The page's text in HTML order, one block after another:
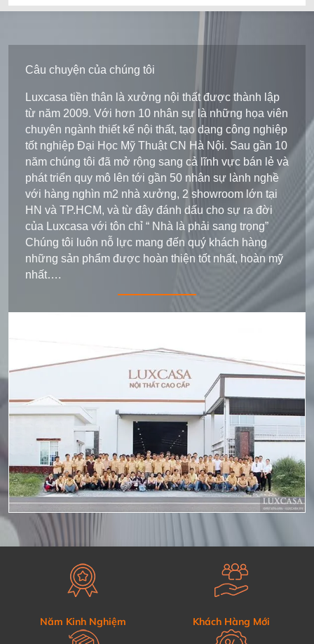
Câu chuyện của chúng tôi
Luxcasa tiền thân là xưởng nội thất được thành lập
từ năm 2009. Với hơn 10 nhân sự là những họa viên
chuyên ngành thiết kế nội thất, tạo dạng công nghiệp
tốt nghiệp Đại Học Mỹ Thuật CN Hà Nội. Sau gần 10
năm chúng tôi đã mở rộng sang cả lĩnh vực bán lẻ và
phát triển quy mô lên tới gần 50 nhân sự lành nghề
với hàng nghìn m2 nhà xưởng, 2 showroom lớn tại
HN và TP.HCM, và từ đây đánh dấu cho sự ra đời
của Luxcasa với tôn chỉ “ Nhà là phải sang trọng”
Chúng tôi luôn nỗ lực mang đến quý khách hàng
những sản phẩm được hoàn thiện tốt nhất, hoàn mỹ
nhất….
Năm Kinh Nghiệm Khách Hàng Mới